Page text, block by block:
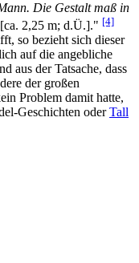
Die Gestalt maß in
[ca. 2,25 m; d.Ü.]." [4]
so bezieht sich dieser
auf die angebliche
aus der Tatsache, dass
der großen
Problem damit hatte,
Geschichten oderTall